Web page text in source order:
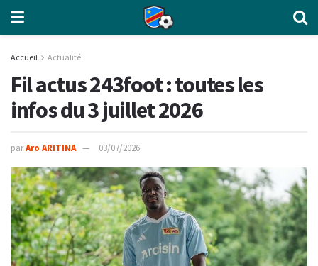
Accueil Actualité
Fil actus 243foot : toutes les
infos du 3 juillet 2026
parAro ARITINA 03/07/2026